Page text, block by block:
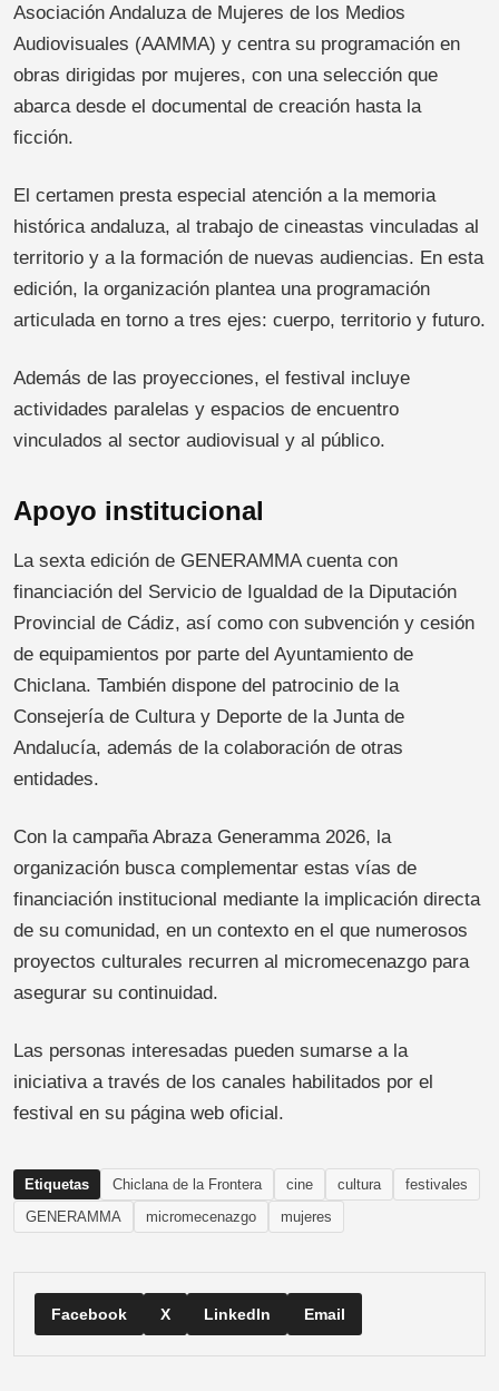
Asociación Andaluza de Mujeres de los Medios
Audiovisuales (AAMMA) y centra su programación en
obras dirigidas por mujeres, con una selección que
abarca desde el documental de creación hasta la
ficción.
El certamen presta especial atención a la memoria
histórica andaluza, al trabajo de cineastas vinculadas al
territorio y a la formación de nuevas audiencias. En esta
edición, la organización plantea una programación
articulada en torno a tres ejes: cuerpo, territorio y futuro.
Además de las proyecciones, el festival incluye
actividades paralelas y espacios de encuentro
vinculados al sector audiovisual y al público.
Apoyo institucional
La sexta edición de GENERAMMA cuenta con
financiación del Servicio de Igualdad de la Diputación
Provincial de Cádiz, así como con subvención y cesión
de equipamientos por parte del Ayuntamiento de
Chiclana. También dispone del patrocinio de la
Consejería de Cultura y Deporte de la Junta de
Andalucía, además de la colaboración de otras
entidades.
Con la campaña Abraza Generamma 2026, la
organización busca complementar estas vías de
financiación institucional mediante la implicación directa
de su comunidad, en un contexto en el que numerosos
proyectos culturales recurren al micromecenazgo para
asegurar su continuidad.
Las personas interesadas pueden sumarse a la
iniciativa a través de los canales habilitados por el
festival en su página web oficial.
Etiquetas Chiclana de la Frontera cine cultura
festivales
GENERAMMA
micromecenazgo mujeres
Facebook X LinkedIn Email